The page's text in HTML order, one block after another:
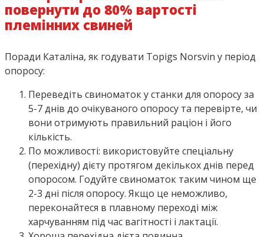
повернути до 80% вартості
племінних свиней
Поради Каталіна, як годувати Topigs Norsvin у період
опоросу:
Переведіть свиноматок у станки для опоросу за
5-7 днів до очікуваного опоросу та перевірте, чи
вони отримують правильний раціон і його
кількість.
По можливості: використовуйте спеціальну
(перехідну) дієту протягом декількох днів перед
опоросом. Годуйте свиноматок таким чином ще
2-3 дні після опоросу. Якщо це неможливо,
переконайтеся в плавному переході між
харчуванням під час вагітності і лактації.